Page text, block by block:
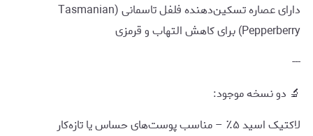
دارای عصاره تسکین‌دهنده فلفل تاسمانی (Tasmanian
Pepperberry) برای کاهش التهاب و قرمزی
---
🔬 دو نسخه موجود:
لاکتیک اسید ۵٪ – مناسب پوست‌های حساس یا تازه‌کار